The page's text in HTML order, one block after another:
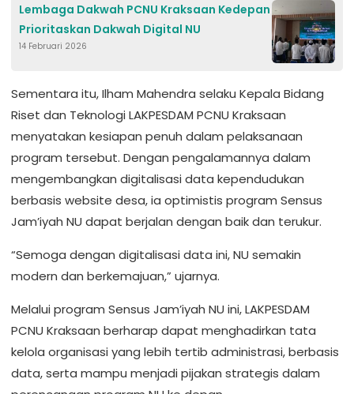
Lembaga Dakwah PCNU Kraksaan Kedepan
Prioritaskan Dakwah Digital NU
14 Februari 2026
Sementara itu, Ilham Mahendra selaku Kepala Bidang
Riset dan Teknologi LAKPESDAM PCNU Kraksaan
menyatakan kesiapan penuh dalam pelaksanaan
program tersebut. Dengan pengalamannya dalam
mengembangkan digitalisasi data kependudukan
berbasis website desa, ia optimistis program Sensus
Jam’iyah NU dapat berjalan dengan baik dan terukur.
“Semoga dengan digitalisasi data ini, NU semakin
modern dan berkemajuan,” ujarnya.
Melalui program Sensus Jam’iyah NU ini, LAKPESDAM
PCNU Kraksaan berharap dapat menghadirkan tata
kelola organisasi yang lebih tertib administrasi, berbasis
data, serta mampu menjadi pijakan strategis dalam